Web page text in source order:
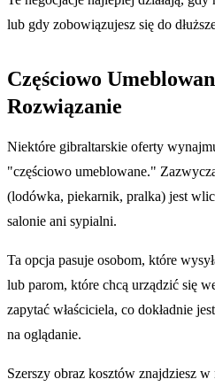
lub gdy zobowiązujesz się do
Częściowo
Rozwiązanie
Niektóre gibraltarskie oferty
"częściowo umeblowane."
(lodówka, piekarnik, pralka) jest
salonie ani sypialni.
Ta opcja pasuje osobom, które
lub parom, które chcą urządzić się
zapytać właściciela, co dokładnie
na oglądanie.
Szerszy obraz kosztów znajdziesz w